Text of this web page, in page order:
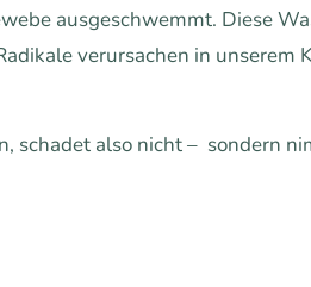
ausgeschwemmt. Diese
verursachen in unserem
schadet also nicht – sondern